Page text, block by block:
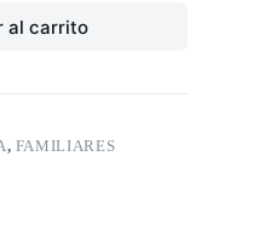
al carrito
, FAMILIARES